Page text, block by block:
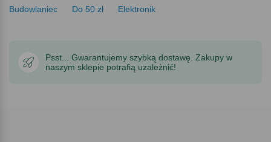
Budowlaniec
Do 50 zł Elektronik
Psst... Gwarantujemy szybką dostawę. Zakupy w
naszym sklepie potrafią uzależnić!